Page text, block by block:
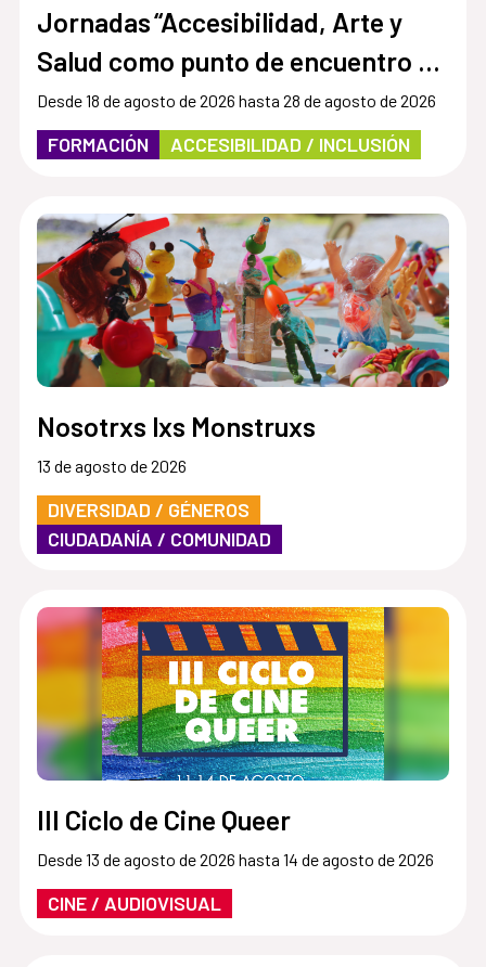
Jornadas “Accesibilidad, Arte y
Salud como punto de encuentro y
cultura inclusiva en museos,
instituciones y centros culturales”
Desde 18 de agosto de 2026 hasta 28 de agosto de 2026
FORMACIÓN ACCESIBILIDAD / INCLUSIÓN
Nosotrxs lxs Monstruxs
13 de agosto de 2026
DIVERSIDAD / GÉNEROS
CIUDADANÍA / COMUNIDAD
III Ciclo de Cine Queer
Desde 13 de agosto de 2026 hasta 14 de agosto de 2026
CINE / AUDIOVISUAL